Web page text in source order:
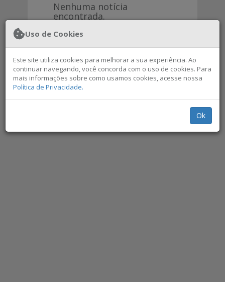
Nenhuma notícia
encontrada.
Uso de Cookies
Este site utiliza cookies para melhorar a sua experiência. Ao
continuar navegando, você concorda com o uso de cookies. Para
mais informações sobre como usamos cookies, acesse nossa
Política de Privacidade.
Ok